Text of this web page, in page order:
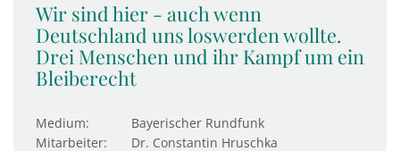
Wir sind hier - auch wenn
Deutschland uns loswerden wollte.
Drei Menschen und ihr Kampf um ein
Bleiberecht
Medium:
Bayerischer Rundfunk
Mitarbeiter:
Dr. Constantin Hruschka